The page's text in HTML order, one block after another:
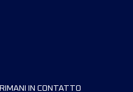
RIMANI IN CONTATTO